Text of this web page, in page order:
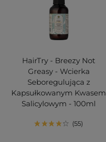
HairTry - Breezy Not
Greasy - Wcierka
Seboregulująca z
Kapsułkowanym Kwasem
Salicylowym - 100ml
55